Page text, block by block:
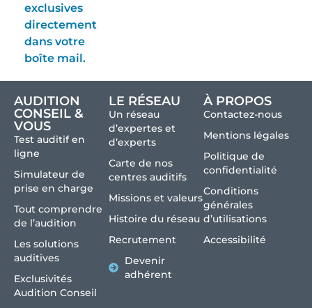
exclusives
directement
dans votre
boîte mail.
AUDITION
CONSEIL &
VOUS
Test auditif en
ligne
Simulateur de
prise en charge
Tout comprendre
de l’audition
Les solutions
auditives
Exclusivités
Audition Conseil
LE RÉSEAU
Un réseau
d’expertes et
d’experts
Carte de nos
centres auditifs
Missions et valeurs
Histoire du réseau
Recrutement
Devenir
adhérent
À PROPOS
Contactez-nous
Mentions légales
Politique de
confidentialité
Conditions
générales
d’utilisations
Accessibilité